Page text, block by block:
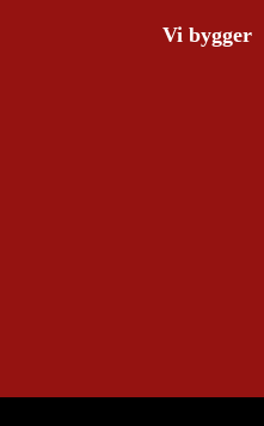
Vi bygger